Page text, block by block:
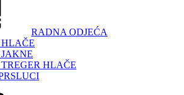
RADNA ODJEĆA
HLAČE